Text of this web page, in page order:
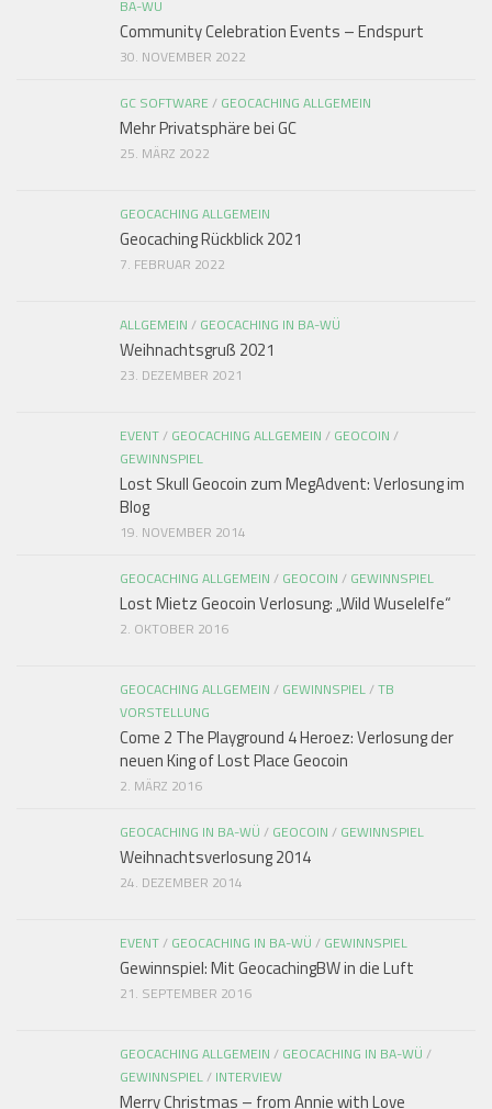
BA-WÜ
Community Celebration Events – Endspurt
30. NOVEMBER 2022
GC SOFTWARE / GEOCACHING ALLGEMEIN
Mehr Privatsphäre bei GC
25. MÄRZ 2022
GEOCACHING ALLGEMEIN
Geocaching Rückblick 2021
7. FEBRUAR 2022
ALLGEMEIN / GEOCACHING IN BA-WÜ
Weihnachtsgruß 2021
23. DEZEMBER 2021
EVENT/ GEOCACHING ALLGEMEIN / GEOCOIN /
GEWINNSPIEL
Lost Skull Geocoin zum MegAdvent: Verlosung im
Blog
19. NOVEMBER 2014
GEOCACHING ALLGEMEIN / GEOCOIN / GEWINNSPIEL
Lost Mietz Geocoin Verlosung: „Wild Wuselelfe“
2. OKTOBER 2016
GEOCACHING ALLGEMEIN / GEWINNSPIEL/TB
VORSTELLUNG
Come 2 The Playground 4 Heroez: Verlosung der
neuen King of Lost Place Geocoin
2. MÄRZ 2016
GEOCACHING IN BA-WÜ / GEOCOIN / GEWINNSPIEL
Weihnachtsverlosung 2014
24. DEZEMBER 2014
EVENT/ GEOCACHING IN BA-WÜ / GEWINNSPIEL
Gewinnspiel: Mit GeocachingBW in die Luft
21. SEPTEMBER 2016
GEOCACHING ALLGEMEIN / GEOCACHING IN BA-WÜ /
GEWINNSPIEL/ INTERVIEW
Merry Christmas – from Annie with Love